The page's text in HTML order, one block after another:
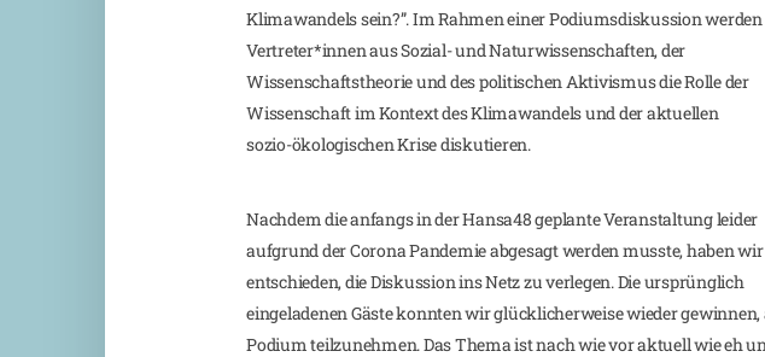
Klimawandels sein?”. Im Rahmen einer Podiumsdiskussion
Vertreter*innen aus Sozial- und Naturwissenschaften, der
Wissenschaftstheorie und des politischen Aktivismus die Rolle der
Wissenschaft im Kontext des Klimawandels und der aktuellen
sozio-ökologischen Krise diskutieren.
Nachdem die anfangs in der Hansa48 geplante Veranstaltung leider
aufgrund der Corona Pandemie abgesagt werden musste, haben
entschieden, die Diskussion ins Netz zu verlegen. Die ursprünglich
eingeladenen Gäste konnten wir glücklicherweise wieder gewinnen,
Podium teilzunehmen. Das Thema ist nach wie vor aktuell wie eh